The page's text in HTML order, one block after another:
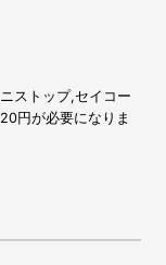
ストップ,セイコー
円が必要になりま